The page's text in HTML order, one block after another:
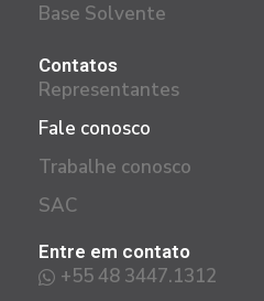
Base Solvente
Contatos
Representantes
Fale conosco
Trabalhe conosco
SAC
Entre em contato
+55 48 3447.1312